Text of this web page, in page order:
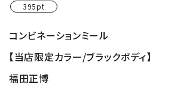
395pt
コンビネーションミール
【当店限定カラー/ブラックボディ】
福田正博